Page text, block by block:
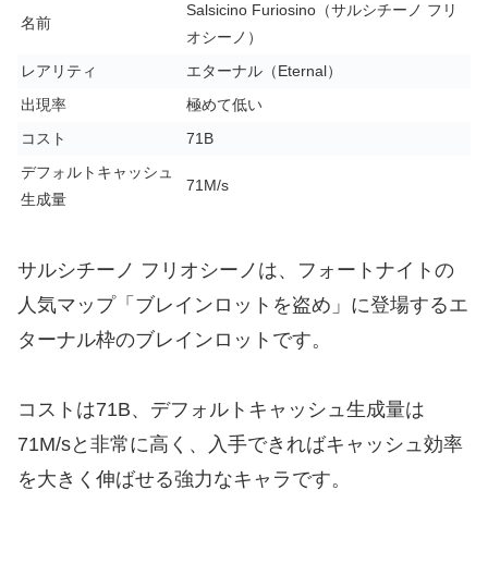
名前
Salsicino Furiosino（サルシチーノ フリ
オシーノ）
レアリティ
エターナル（Eternal）
出現率
極めて低い
コスト
71B
デフォルトキャッシュ
生成量
71M/s
サルシチーノ フリオシーノは、フォートナイトの
人気マップ「ブレインロットを盗め」に登場するエ
ターナル枠のブレインロットです。
コストは71B、デフォルトキャッシュ生成量は
71M/sと非常に高く、入手できればキャッシュ効率
を大きく伸ばせる強力なキャラです。